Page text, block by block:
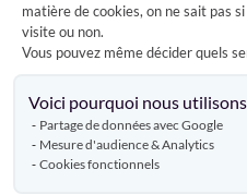
matière de cookies, on ne sait pas
visite ou non.
Vous pouvez même décider quels
Voici pourquoi nous utilisons
Partage de données avec Google
Mesure d'audience & Analytics
Cookies fonctionnels
Livraison
Avis clients